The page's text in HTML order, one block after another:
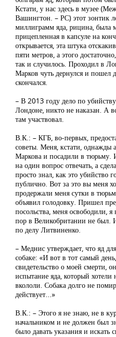
Кстати, у нас здесь в музее
Вашингтон. – РС) этот зонтик
миллиграмм яда, рицина, была
прицепленная в капсуле на
открывается, эта штука
пяти метров, а этого
так и случилось. Проходил в
Марков чуть дернулся и пошел
скончался.
– В 2013 году дело по
Лондоне, никто не наказан. А
там участвовал.
В.К.: – КГБ, во-первых,
советы. Меня, кстати, однажды
Маркова и посадили в тюрьму.
на один вопрос отвечать, а
просто знал, как это убийство
публично. Вот за это вы меня
продержали меня сутки в
объявил голодовку. Пришел
посольства, меня освободили,
пор в Великобритании не был.
по делу Литвиненко.
– Меднис утверждает, что яд
собаке: «И вот в тот самый
свидетельство о моей смерти,
испытание яда, который
вкололи. Собака долго не
действует...»
В.К.: – Этого я не знаю, не в
начальником и не должен был
было давать указания и